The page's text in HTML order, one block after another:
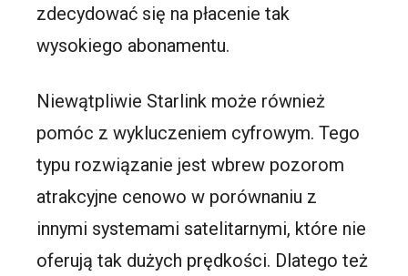
zdecydować się na płacenie tak
wysokiego abonamentu.
Niewątpliwie Starlink może również
pomóc z wykluczeniem cyfrowym. Tego
typu rozwiązanie jest wbrew pozorom
atrakcyjne cenowo w porównaniu z
innymi systemami satelitarnymi, które nie
oferują tak dużych prędkości. Dlatego też